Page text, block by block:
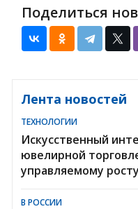
Поделиться
Лента новостей
ТЕХНОЛОГИИ
Искусственный
ювелирной
управляемому росту
В РОССИИ